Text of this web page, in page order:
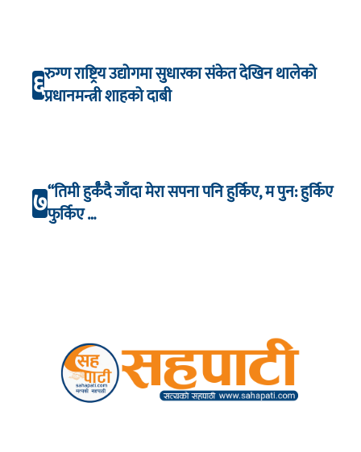
६रुग्ण राष्ट्रिय उद्योगमा सुधारका संकेत देखिन थालेको
प्रधानमन्त्री शाहको दाबी
७“तिमी हुर्कँदै जाँदा मेरा सपना पनि हुर्किए, म पुन: हुर्किए
फुर्किए …